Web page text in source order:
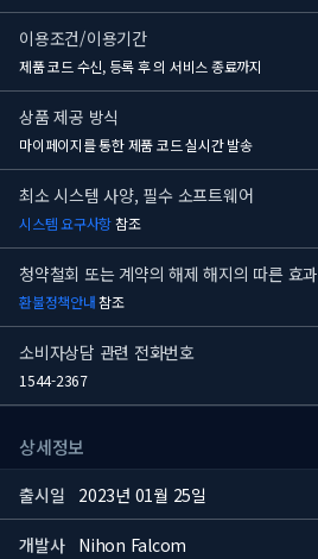
이용조건/이용기간
제품 코드 수신, 등록 후의 서비스 종료까지
상품 제공 방식
마이페이지를 통한 제품 코드 실시간 발송
최소 시스템 사양, 필수 소프트웨어
시스템 요구사항참조
청약철회 또는 계약의 해제 해지의 따른 효과
환불정책안내참조
소비자상담 관련 전화번호
1544-2367
상세정보
출시일 2023년 01월 25일
개발사 Nihon Falcom